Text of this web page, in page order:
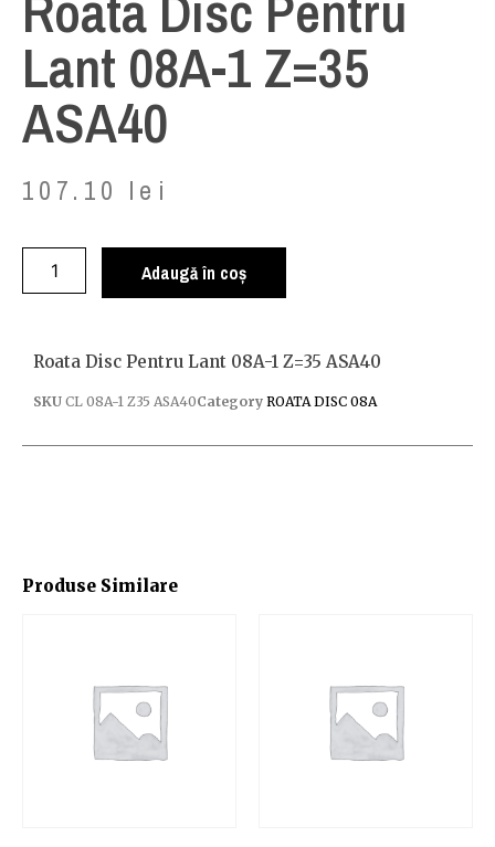
Lant 08A-1 Z=35
ASA40
107.10 lei
Adaugă în coș
Produse Similare
Roata Disc Pentru Lant 08A-1 Z=35 ASA40
SKU CL 08A-1 Z35 ASA40Category ROATA DISC 08A